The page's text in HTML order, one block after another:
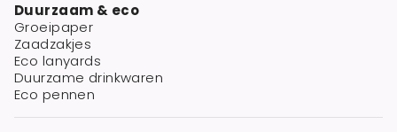
Duurzaam & eco
Groeipaper
Zaadzakjes
Eco lanyards
Duurzame drinkwaren
Eco pennen